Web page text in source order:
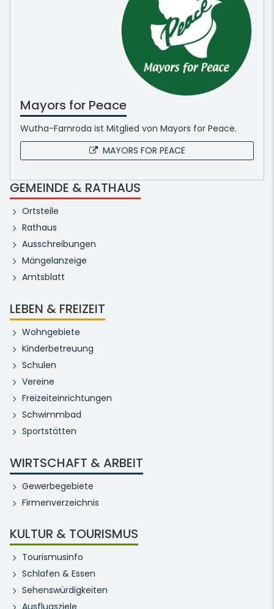
Mayors for Peace
Wutha-Farnroda ist Mitglied von Mayors for Peace.
MAYORS FOR PEACE
GEMEINDE & RATHAUS
Ortsteile
Rathaus
Ausschreibungen
Mängelanzeige
Amtsblatt
LEBEN & FREIZEIT
Wohngebiete
Kinderbetreuung
Schulen
Vereine
Freizeiteinrichtungen
Schwimmbad
Sportstätten
WIRTSCHAFT & ARBEIT
Gewerbegebiete
Firmenverzeichnis
KULTUR & TOURISMUS
Tourismusinfo
Schlafen & Essen
Sehenswürdigkeiten